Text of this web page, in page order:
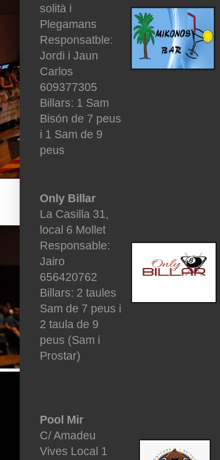
solità i
Plegamans
Responsatble:
Jordi i Jaun
Carlos
609377305
Billars: 1 Sam
Bisón de 7 peus
i 1 Sam de 9
peus
Only Billar
La Casilla 31,
local 6 Mollet
Responsable:
Jairo
656420762
Billars: 2 taules
Sam de 7 peus i
2 taula de 9
peus (Sam i
Prostar)
Pool Mir
C/ Amadeu
Vives Local 1